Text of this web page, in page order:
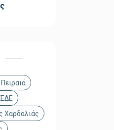
Χαρδαλιάς